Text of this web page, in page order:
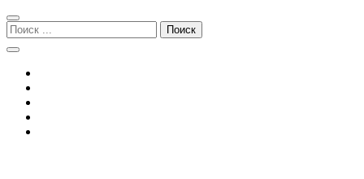
Перейти
к
навигации
Перейти
к
содержимому
Поиск: